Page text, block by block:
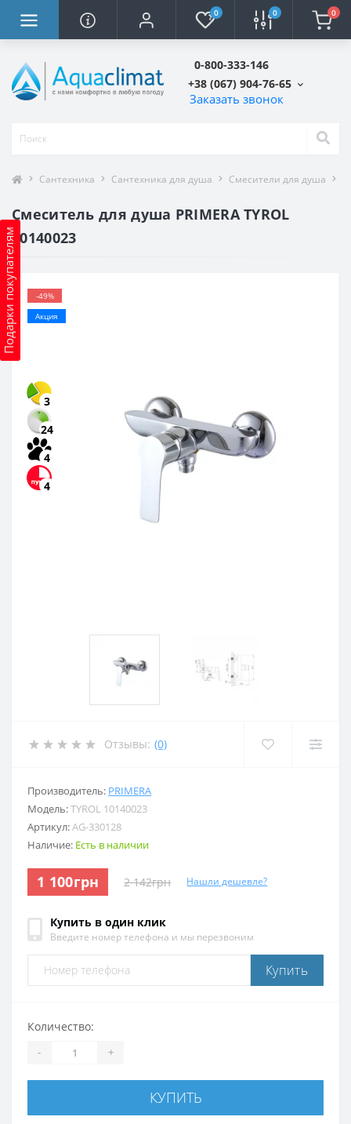
0 0 0
0-800-333-146
+38 (067) 904-76-65
Заказать звонок
Подарки покупателям
Сантехника Сантехника для душа Смесители для душа
Смеситель для душа PRIMERA TYROL
10140023
-49%
Акция
3
24
4
4
Отзывы: (0)
Производитель: PRIMERA
Модель:TYROL 10140023
Артикул:AG-330128
Наличие: Есть в наличии
1 100грн 2 142грн Нашли дешевле?
Купить в один клик
Введите номер телефона и мы перезвоним
Купить
Количество:
- +
КУПИТЬ